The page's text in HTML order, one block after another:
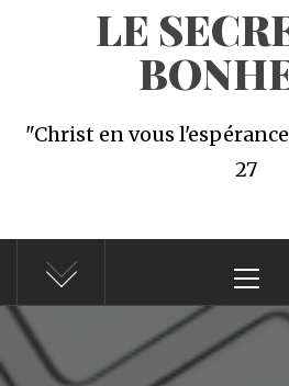
LE
"Christ en vous
27